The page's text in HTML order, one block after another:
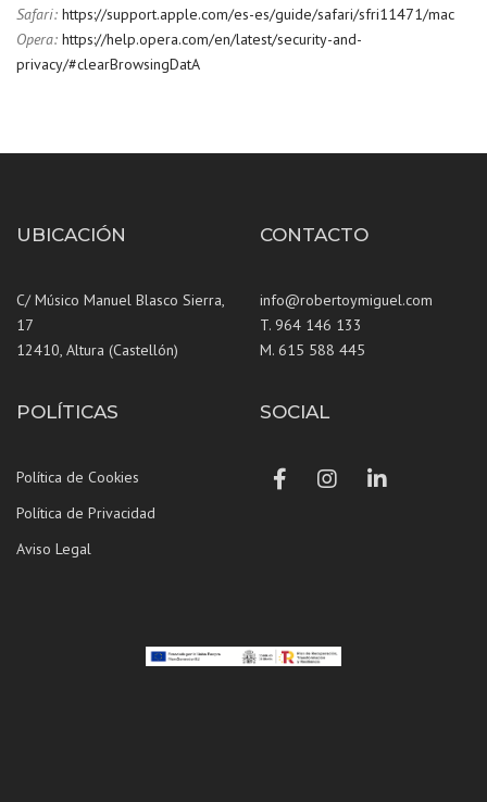
Safari: https://support.apple.com/es-es/guide/safari/sfri11471/mac
Opera: https://help.opera.com/en/latest/security-and-
privacy/#clearBrowsingDatA
UBICACIÓN
C/ Músico Manuel Blasco Sierra,
17
12410, Altura (Castellón)
CONTACTO
info@robertoymiguel.com
T. 964 146 133
M. 615 588 445
POLÍTICAS
Política de Cookies
Política de Privacidad
Aviso Legal
SOCIAL
FacebookInstagramLinkedIn